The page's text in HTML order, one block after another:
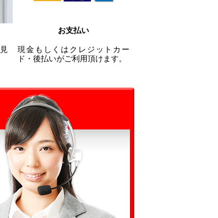
お支払い
現金もしくはクレジットカー
ド・後払いがご利用頂けます。